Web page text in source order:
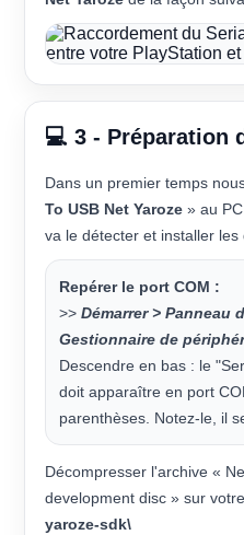
💻 3 - Préparation
Dans un premier temps
To USB Net Yaroze » au
va le détecter et installer les
Repérer le port COM :
>> Démarrer > Panneau
Gestionnaire de
Descendre en bas : le
doit apparaître en port
parenthèses. Notez-le, il
Décompresser l'archive «
development disc » sur
yaroze-sdk\